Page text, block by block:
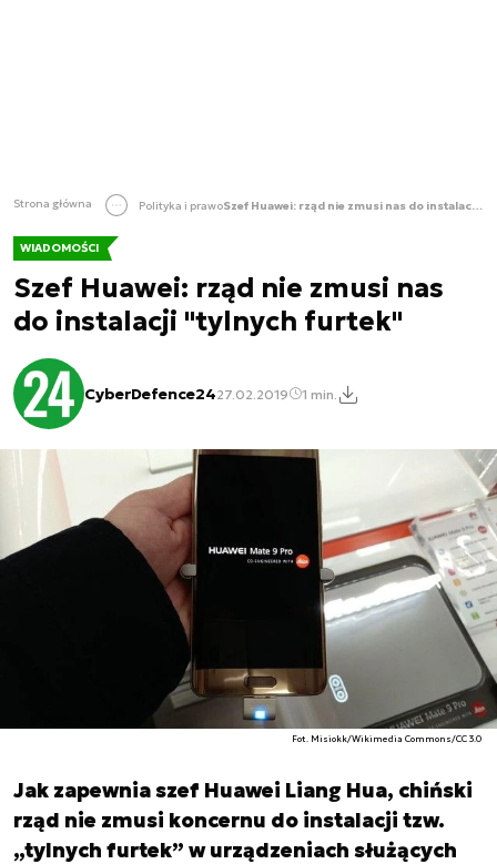
Strona główna Polityka i prawo Szef Huawei: rząd nie zmusi nas do instalacji "tylnych furtek"
WIADOMOŚCI
Szef Huawei: rząd nie zmusi nas
do instalacji "tylnych furtek"
CyberDefence2427.02.2019 1 min.
Fot. Misiokk/Wikimedia Commons/CC 3.0
Jak zapewnia szef Huawei Liang Hua, chiński
rząd nie zmusi koncernu do instalacji tzw.
„tylnych furtek” w urządzeniach służących